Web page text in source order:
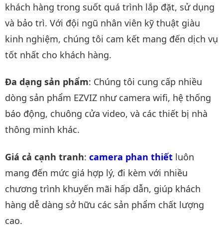
khách hàng trong suốt quá trình lắp đặt, sử dụng
và bảo trì. Với đội ngũ nhân viên kỹ thuật giàu
kinh nghiệm, chúng tôi cam kết mang đến dịch vụ
tốt nhất cho khách hàng.
Đa dạng sản phẩm: Chúng tôi cung cấp nhiều
dòng sản phẩm EZVIZ như camera wifi, hệ thống
báo động, chuông cửa video, và các thiết bị nhà
thông minh khác.
Giá cả cạnh tranh: camera phan thiết luôn
mang đến mức giá hợp lý, đi kèm với nhiều
chương trình khuyến mãi hấp dẫn, giúp khách
hàng dễ dàng sở hữu các sản phẩm chất lượng
cao.